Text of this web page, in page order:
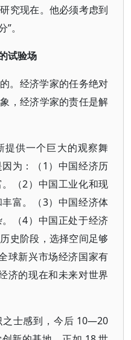
究现在。他必须考虑到
。
试验场
。经济学家的任务绝对
，经济学家的责任是解
提供一个巨大的观察舞
为：（1）中国经济历
（2）中国工业化和现
富。（3）中国经济体
（4）中国正处于经济
史阶段，选择空间足够
球新兴市场经济国家有
济的现在和未来对世界
之士感到，今后 10—20